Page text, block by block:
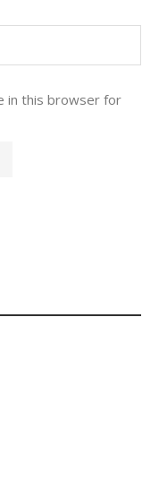
in this browser for